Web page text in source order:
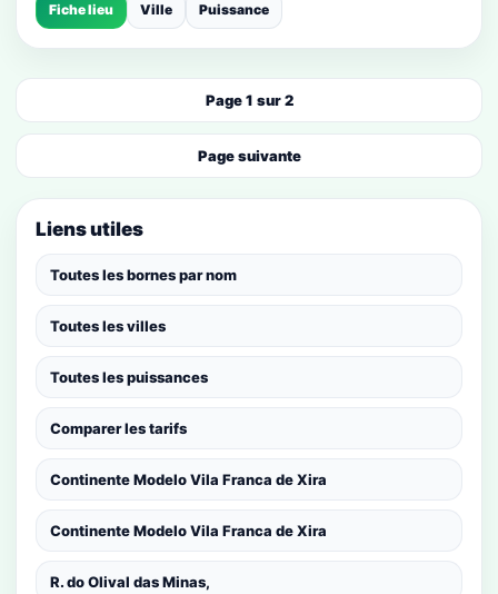
Fiche lieu Ville Puissance
Page 1 sur 2
Page suivante
Liens utiles
Toutes les bornes par nom
Toutes les villes
Toutes les puissances
Comparer les tarifs
Continente Modelo Vila Franca de Xira
Continente Modelo Vila Franca de Xira
R. do Olival das Minas,